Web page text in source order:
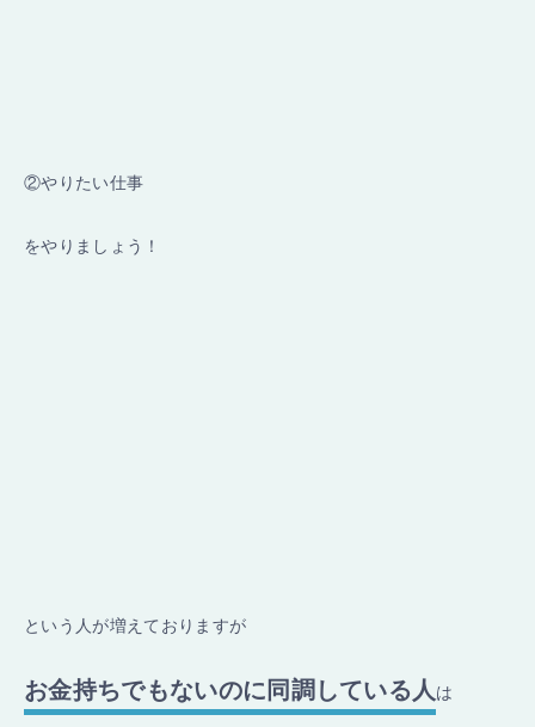
②やりたい仕事
をやりましょう！
という人が増えておりますが
お金持ちでもないのに同調している人 は